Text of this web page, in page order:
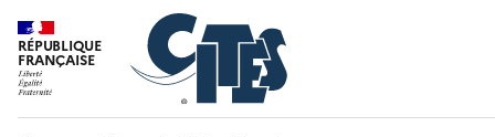
RÉPUBLIQUE
FRANÇAISE